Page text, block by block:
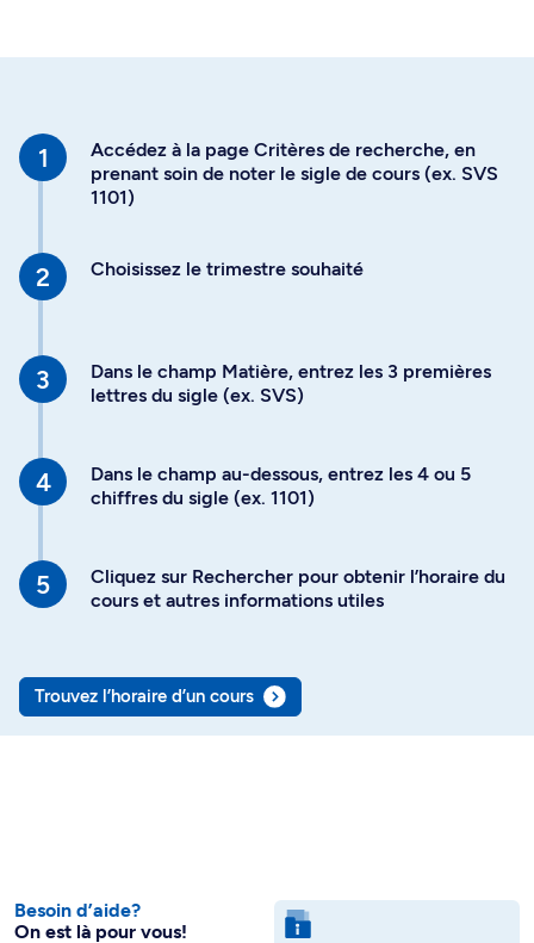
Accédez à la page Critères de recherche, en
prenant soin de noter le sigle de cours (ex. SVS
1101)
Choisissez le trimestre souhaité
Dans le champ Matière, entrez les 3 premières
lettres du sigle (ex. SVS)
Dans le champ au-dessous, entrez les 4 ou 5
chiffres du sigle (ex. 1101)
Cliquez sur Rechercher pour obtenir l’horaire du
cours et autres informations utiles
Trouvez l’horaire d’un cours
Besoin d’aide?
On est là pour vous!